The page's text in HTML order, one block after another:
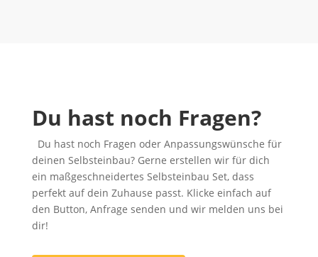
Du hast noch Fragen?
Du hast noch Fragen oder Anpassungswünsche für
deinen Selbsteinbau? Gerne erstellen wir für dich
ein maßgeschneidertes Selbsteinbau Set, dass
perfekt auf dein Zuhause passt. Klicke einfach auf
den Button, Anfrage senden und wir melden uns bei
dir!